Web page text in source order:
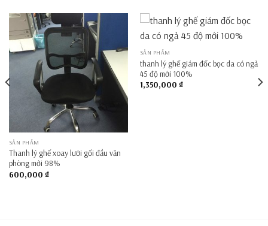
SẢN PHẨM
Thanh lý ghế xoay lưới gối đầu văn
phòng mới 98%
600,000 ₫
SẢN PHẨM
thanh lý ghế giám đốc bọc da có ngả
45 độ mới 100%
1,350,000 ₫